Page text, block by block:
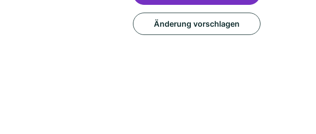
Änderung vorschlagen